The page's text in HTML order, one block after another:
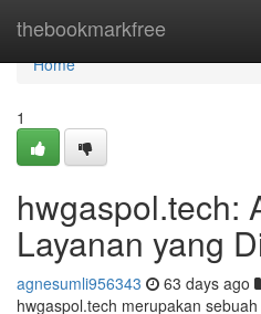
thebookmarkfree
Home
Home
1
hwgaspol.tech:
Layanan yang
agnesumli956343 63 days ago
hwgaspol.tech merupakan